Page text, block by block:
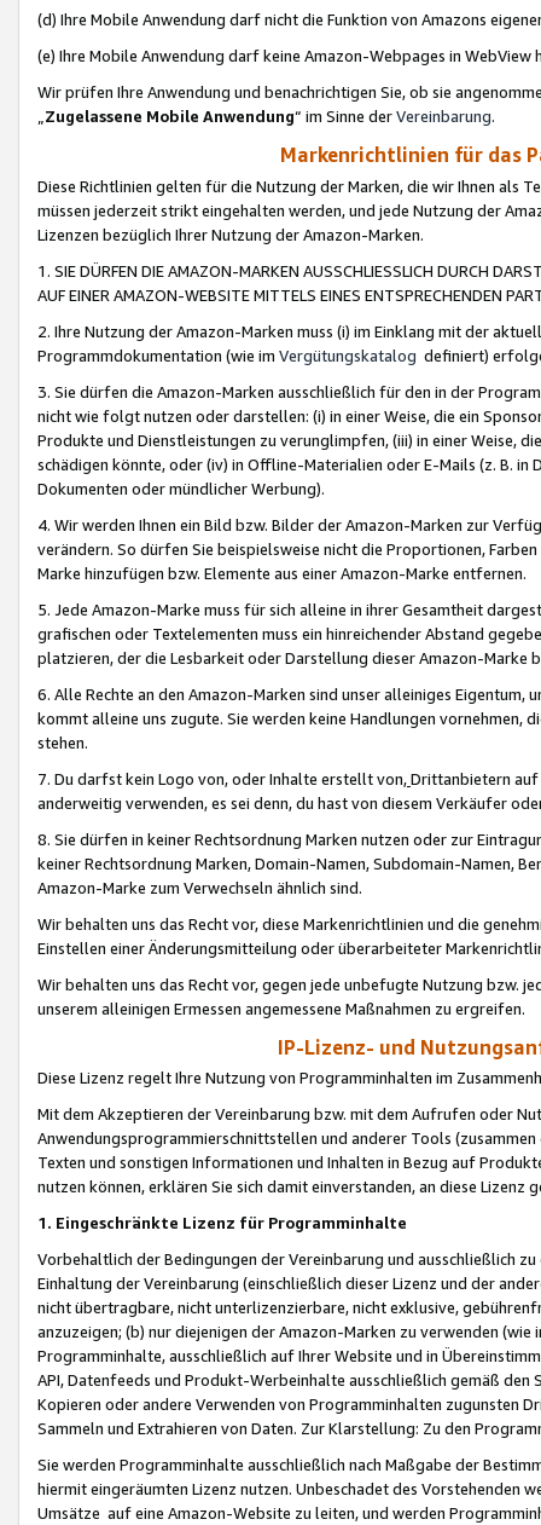
(d) Ihre Mobile Anwendung darf nicht die Funktion von Amazons
(e) Ihre Mobile Anwendung darf keine Amazon-Webpages in WebView
Wir prüfen Ihre Anwendung und benachrichtigen Sie, ob sie
„Zugelassene Mobile Anwendung“ im Sinne derVereinbarung.
Markenrichtlinien für das
Diese Richtlinien gelten für die Nutzung der Marken, die wir Ihnen als
müssen jederzeit strikt eingehalten werden, und jede Nutzung der
Lizenzen bezüglich Ihrer Nutzung der Amazon-Marken.
1. SIE DÜRFEN DIE AMAZON-MARKEN AUSSCHLIESSLICH DURCH
AUF EINER AMAZON-WEBSITE MITTELS EINES ENTSPRECHENDEN
2. Ihre Nutzung der Amazon-Marken muss (i) im Einklang mit der
Programmdokumentation (wie im Vergütungskatalog definiert)
3. Sie dürfen die Amazon-Marken ausschließlich für den in der
nicht wie folgt nutzen oder darstellen: (i) in einer Weise, die ein
Produkte und Dienstleistungen zu verunglimpfen, (iii) in einer Weise,
schädigen könnte, oder (iv) in Offline-Materialien oder E-Mails (z. B. in
Dokumenten oder mündlicher Werbung).
4. Wir werden Ihnen ein Bild bzw. Bilder der Amazon-Marken zur
verändern. So dürfen Sie beispielsweise nicht die Proportionen,
Marke hinzufügen bzw. Elemente aus einer Amazon-Marke entfernen.
5. Jede Amazon-Marke muss für sich alleine in ihrer Gesamtheit
grafischen oder Textelementen muss ein hinreichender Abstand
platzieren, der die Lesbarkeit oder Darstellung dieser Amazon-Marke
6. Alle Rechte an den Amazon-Marken sind unser alleiniges
kommt alleine uns zugute. Sie werden keine Handlungen vornehmen,
stehen.
7. Du darfst kein Logo von, oder Inhalte erstellt von,Drittanbietern auf
anderweitig verwenden, es sei denn, du hast von diesem Verkäufer
8. Sie dürfen in keiner Rechtsordnung Marken nutzen oder zur
keiner Rechtsordnung Marken, Domain-Namen, Subdomain-Namen,
Amazon-Marke zum Verwechseln ähnlich sind.
Wir behalten uns das Recht vor, diese Markenrichtlinien und die
Einstellen einer Änderungsmitteilung oder überarbeiteter
Wir behalten uns das Recht vor, gegen jede unbefugte Nutzung bzw.
unserem alleinigen Ermessen angemessene Maßnahmen zu ergreifen.
IP-Lizenz- und
Diese Lizenz regelt Ihre Nutzung von Programminhalten im
Mit dem Akzeptieren der Vereinbarung bzw. mit dem Aufrufen oder
Anwendungsprogrammierschnittstellen und anderer Tools (zusammen
Texten und sonstigen Informationen und Inhalten in Bezug auf
nutzen können, erklären Sie sich damit einverstanden, an diese Lizenz
1. Eingeschränkte Lizenz für Programminhalte
Vorbehaltlich der Bedingungen der Vereinbarung und ausschließlich
Einhaltung der Vereinbarung (einschließlich dieser Lizenz und der
nicht übertragbare, nicht unterlizenzierbare, nicht exklusive,
anzuzeigen; (b) nur diejenigen der Amazon-Marken zu verwenden
Programminhalte, ausschließlich auf Ihrer Website und in
API, Datenfeeds und Produkt-Werbeinhalte ausschließlich gemäß
Kopieren oder andere Verwenden von Programminhalten zugunsten
Sammeln und Extrahieren von Daten. Zur Klarstellung: Zu den
Sie werden Programminhalte ausschließlich nach Maßgabe der
hiermit eingeräumten Lizenz nutzen. Unbeschadet des Vorstehenden
Umsätze auf eine Amazon-Website zu leiten, und werden